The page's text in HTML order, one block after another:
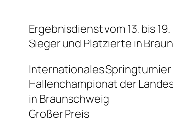
Ergebnisdienst vom 13. bis
Sieger und Platzierte in
Internationales Springturnier
Hallenchampionat der
in Braunschweig
Großer Preis